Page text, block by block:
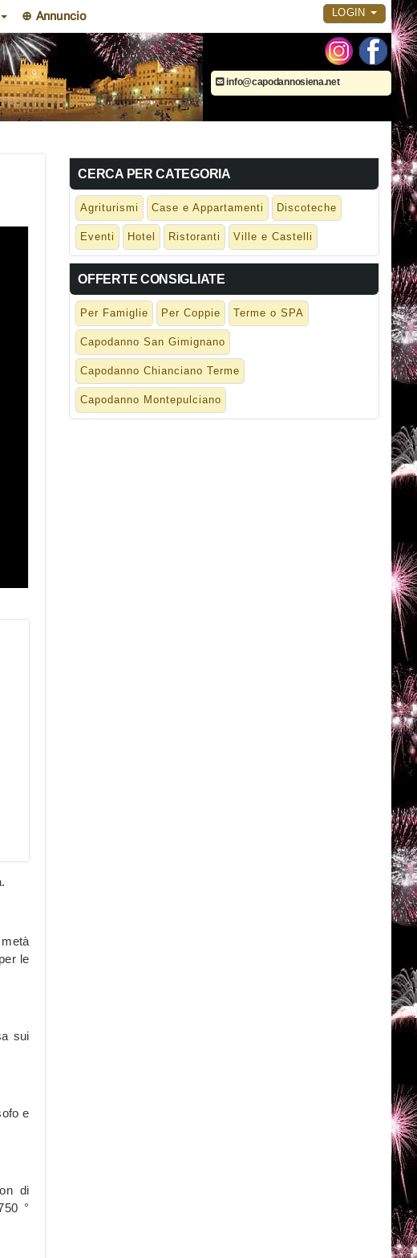
⊕ Annuncio LOGIN
info@capodannosiena.net
le
sui
e
di
°
CERCA PER CATEGORIA
Agriturismi Case e Appartamenti Discoteche
Eventi Hotel Ristoranti Ville e Castelli
OFFERTE CONSIGLIATE
Per Famiglie Per Coppie Terme o SPA
Capodanno San Gimignano
Capodanno Chianciano Terme
Capodanno Montepulciano